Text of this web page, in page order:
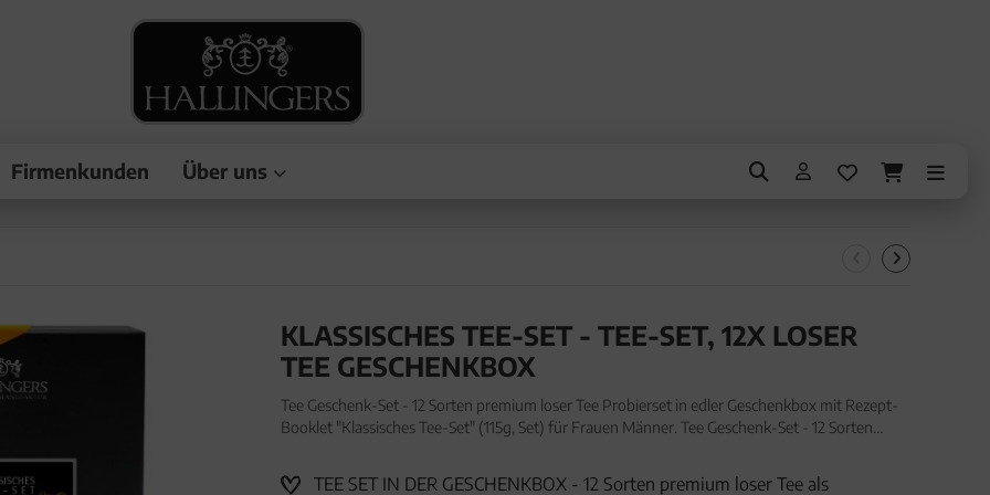
Firmenkunden Über uns
KLASSISCHES TEE-SET - TEE-SET, 12X LOSER
TEE GESCHENKBOX
Tee Geschenk-Set - 12 Sorten premium loser Tee Probierset in edler Geschenkbox mit Rezept-
Booklet "Klassisches Tee-Set" (115g, Set) für Frauen Männer. Tee Geschenk-Set - 12 Sorten
TEE SET IN DER GESCHENKBOX - 12 Sorten premium loser Tee als